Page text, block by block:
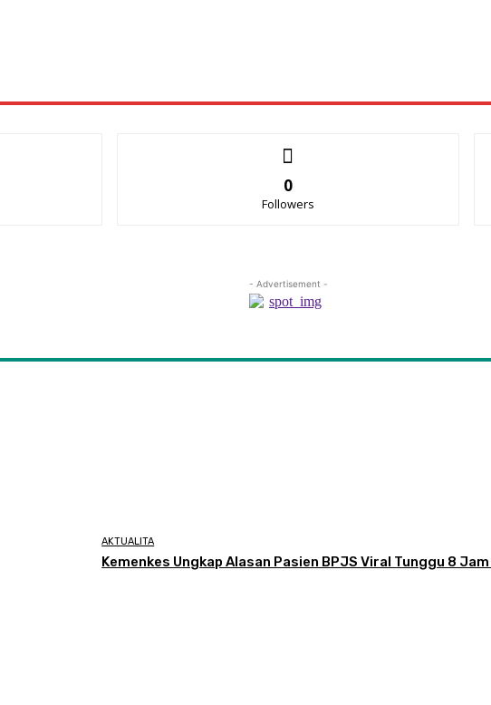
0
Followers
- Advertisement -
AKTUALITA
Kemenkes Ungkap Alasan Pasien BPJS Viral Tunggu 8 Jam